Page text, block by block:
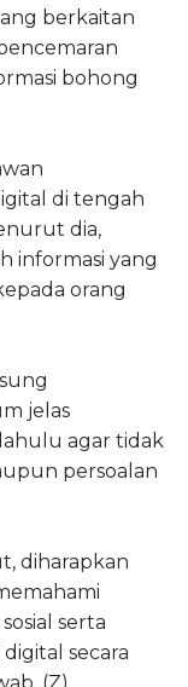
berkaitan
bohong
di tengah
dia,
informasi yang
orang
jelas
agar tidak
persoalan
diharapkan
serta
secara